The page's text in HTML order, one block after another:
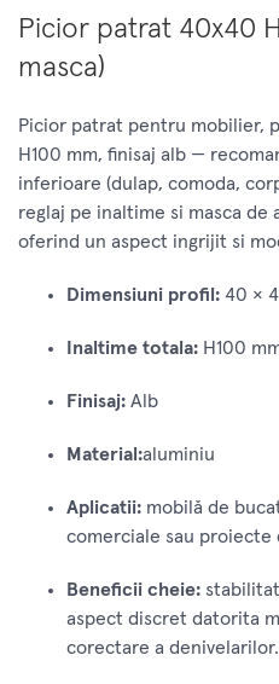
Picior patrat 40x40
masca)
Picior patrat pentru mobilier,
H100 mm, finisaj alb —
inferioare (dulap, comoda,
reglaj pe inaltime si masca
oferind un aspect ingrijit si
Dimensiuni profil: 40 ×
Inaltime totala: H100
Finisaj: Alb
Material:aluminiu
Aplicatii: mobilă de
comerciale sau proiecte
Beneficii cheie:
aspect discret datorita
corectare a denivelarilor.